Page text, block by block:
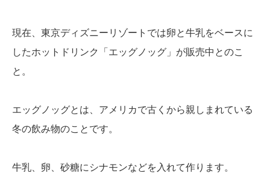
現在、東京ディズニーリゾートでは卵と牛乳をベースに
したホットドリンク「エッグノッグ」が販売中とのこ
と。
エッグノッグとは、アメリカで古くから親しまれている
冬の飲み物のことです。
牛乳、卵、砂糖にシナモンなどを入れて作ります。